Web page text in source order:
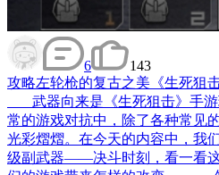
6
143
攻略左轮枪的复古之美《生死狙
武器向来是《生死狙击》手游
常的游戏对抗中，除了各种常见
光彩熠熠。在今天的内容中，我
级副武器——决斗时刻，看一看